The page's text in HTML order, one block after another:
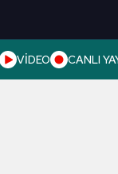
VİDEO CANLI